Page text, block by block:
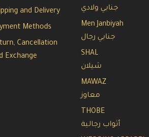
and Delivery
Methods
Cancellation
Exchange
جنابي ولادي
Men Janbiyah
جنابي رجال
SHAL
شيلان
MAWAZ
معاوز
THOBE
أثواب رجالية